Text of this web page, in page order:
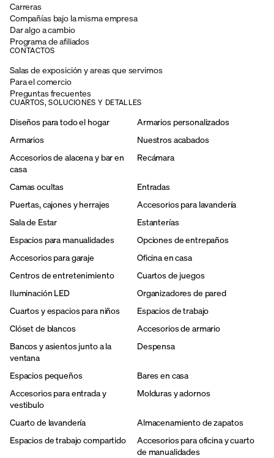
Carreras
Compañías bajo la misma empresa
Dar algo a cambio
Programa de afiliados
CONTACTOS
Salas de exposición y areas que servimos
Para el comercio
Preguntas frecuentes
CUARTOS, SOLUCIONES Y DETALLES
Diseños para todo el hogar
Armarios personalizados
Armarios
Nuestros acabados
Accesorios de alacena y bar en
casa
Recámara
Camas ocultas
Entradas
Puertas, cajones y herrajes
Accesorios para lavandería
Sala de Estar
Estanterías
Espacios para manualidades
Opciones de entrepaños
Accesorios para garaje
Oficina en casa
Centros de entretenimiento
Cuartos de juegos
Iluminación LED
Organizadores de pared
Cuartos y espacios para niños
Espacios de trabajo
Clóset de blancos
Accesorios de armario
Bancos y asientos junto a la
ventana
Despensa
Espacios pequeños
Bares en casa
Accesorios para entrada y
vestibulo
Molduras y adornos
Cuarto de lavandería
Almacenamiento de zapatos
Espacios de trabajo compartido
Accesorios para oficina y cuarto
de manualidades